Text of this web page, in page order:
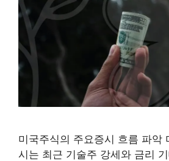
미국주식의 주요증시 흐름 파악
시는 최근 기술주 강세와 금리